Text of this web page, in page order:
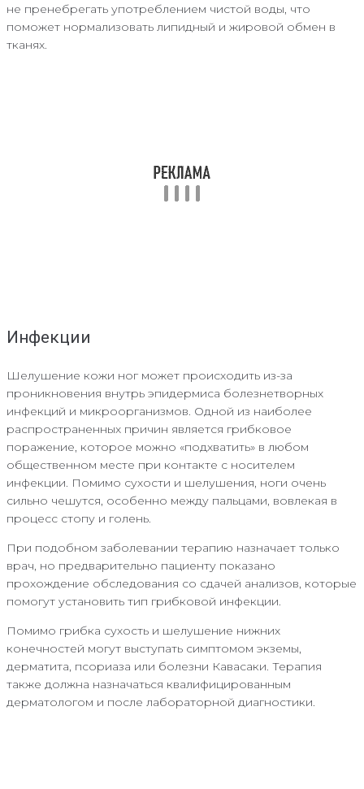
не пренебрегать употреблением чистой воды, что
поможет нормализовать липидный и жировой обмен в
тканях.
Инфекции
Шелушение кожи ног может происходить из-за
проникновения внутрь эпидермиса болезнетворных
инфекций и микроорганизмов. Одной из наиболее
распространенных причин является грибковое
поражение, которое можно «подхватить» в любом
общественном месте при контакте с носителем
инфекции. Помимо сухости и шелушения, ноги очень
сильно чешутся, особенно между пальцами, вовлекая в
процесс стопу и голень.
При подобном заболевании терапию назначает только
врач, но предварительно пациенту показано
прохождение обследования со сдачей анализов, которые
помогут установить тип грибковой инфекции.
Помимо грибка сухость и шелушение нижних
конечностей могут выступать симптомом экземы,
дерматита, псориаза или болезни Кавасаки. Терапия
также должна назначаться квалифицированным
дерматологом и после лабораторной диагностики.